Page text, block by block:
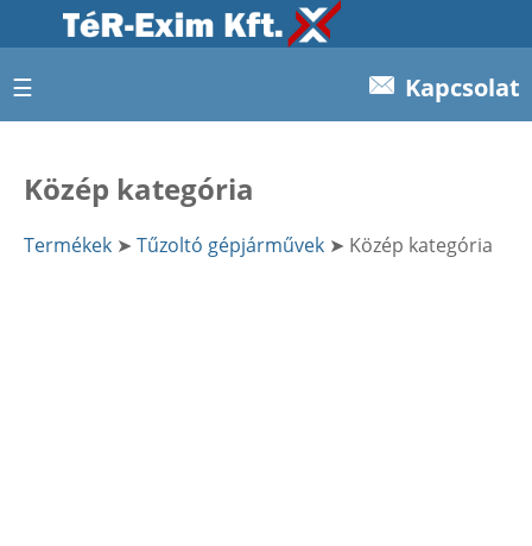
☰ Kapcsolat
Közép kategória
Termékek ➤ Tűzoltó gépjárművek ➤ Közép kategória